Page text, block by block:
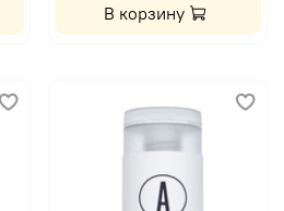
В корзину